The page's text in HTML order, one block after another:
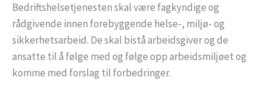
Bedriftshelsetjenesten skal være fagkyndige og
rådgivende innen forebyggende helse-, miljø- og
sikkerhetsarbeid. De skal bistå arbeidsgiver og de
ansatte til å følge med og følge opp arbeidsmiljøet og
komme med forslag til forbedringer.